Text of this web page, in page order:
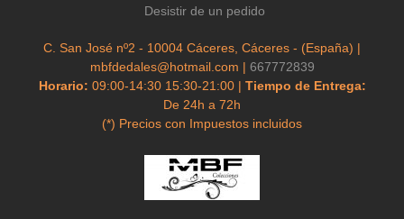
Desistir de un pedido
C. San José nº2 - 10004 Cáceres, Cáceres - (España) |
mbfdedales@hotmail.com | 667772839
Horario: 09:00-14:30 15:30-21:00 | Tiempo de Entrega:
De 24h a 72h
(*) Precios con Impuestos incluidos